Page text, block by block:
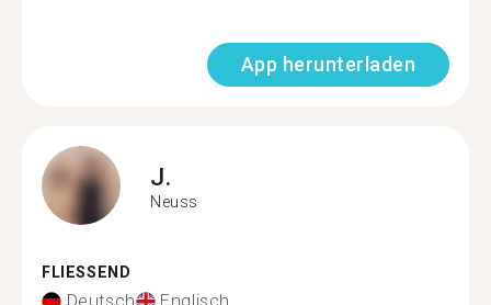
App herunterladen
J.
Neuss
FLIESSEND